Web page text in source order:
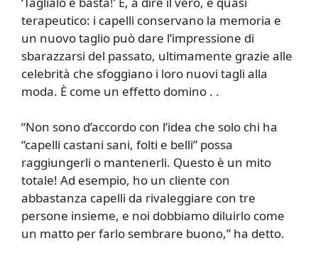
terapeutico: i capelli conservano la memoria e
un nuovo taglio può dare l’impressione di
sbarazzarsi del passato, ultimamente grazie alle
celebrità che sfoggiano i loro nuovi tagli alla
moda. È come un effetto domino . .
“Non sono d’accordo con l’idea che solo chi ha
“capelli castani sani, folti e belli” possa
raggiungerli o mantenerli. Questo è un mito
totale! Ad esempio, ho un cliente con
abbastanza capelli da rivaleggiare con tre
persone insieme, e noi dobbiamo diluirlo come
un matto per farlo sembrare buono,” ha detto.